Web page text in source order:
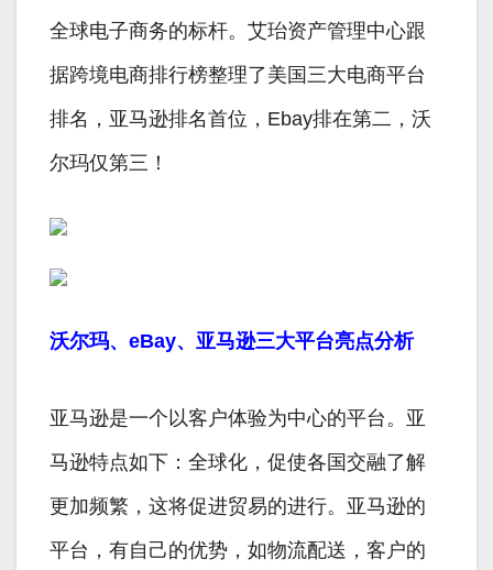
全球电子商务的标杆。艾珆资产管理中心跟
据跨境电商排行榜整理了美国三大电商平台
排名，亚马逊排名首位，Ebay排在第二，沃
尔玛仅第三！
沃尔玛、eBay、亚马逊三大平台亮点分析
亚马逊是一个以客户体验为中心的平台。亚
马逊特点如下：全球化，促使各国交融了解
更加频繁，这将促进贸易的进行。亚马逊的
平台，有自己的优势，如物流配送，客户的